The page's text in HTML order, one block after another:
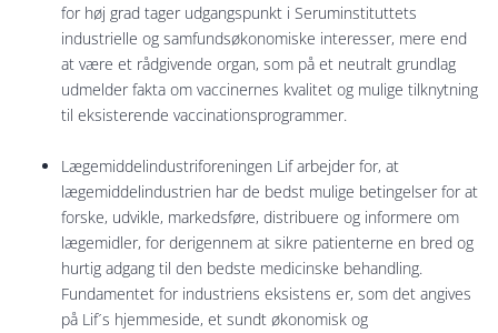
for høj grad tager udgangspunkt i Seruminstituttets
industrielle og samfundsøkonomiske interesser, mere end
at være et rådgivende organ, som på et neutralt grundlag
udmelder fakta om vaccinernes kvalitet og mulige tilknytning
til eksisterende vaccinationsprogrammer.
Lægemiddelindustriforeningen Lif arbejder for, at
lægemiddelindustrien har de bedst mulige betingelser for at
forske, udvikle, markedsføre, distribuere og informere om
lægemidler, for derigennem at sikre patienterne en bred og
hurtig adgang til den bedste medicinske behandling.
Fundamentet for industriens eksistens er, som det angives
på Lif´s hjemmeside, et sundt økonomisk og